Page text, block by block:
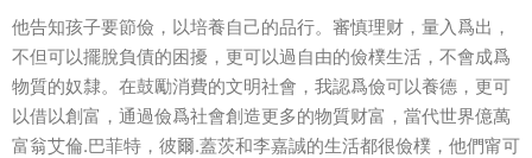
他告知孩子要節儉，以培養自己的品行。審慎理财，量入爲出，
不但可以擺脫負債的困擾，更可以過自由的儉樸生活，不會成爲
物質的奴隸。在鼓勵消費的文明社會，我認爲儉可以養德，更可
以借以創富，通過儉爲社會創造更多的物質财富，當代世界億萬
富翁艾倫.巴菲特，彼爾.蓋茨和李嘉誠的生活都很儉樸，他們甯可